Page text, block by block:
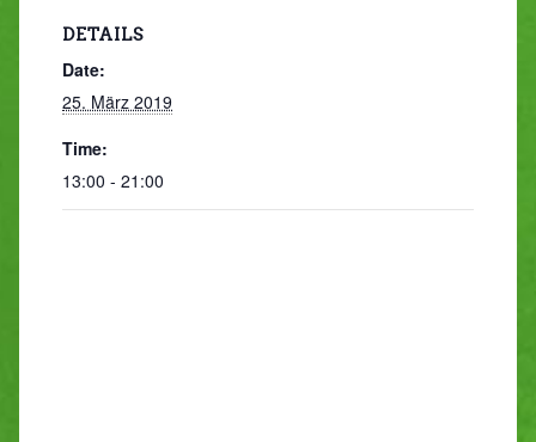
DETAILS
Date:
25. März 2019
Time:
13:00 - 21:00